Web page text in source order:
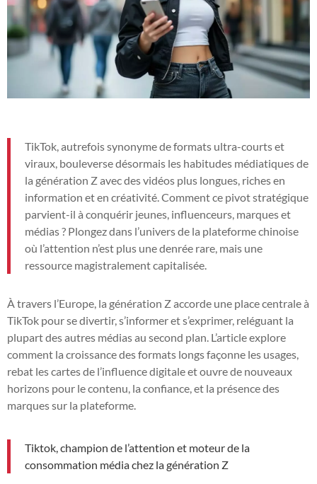
TikTok, autrefois synonyme de formats ultra-courts et
viraux, bouleverse désormais les habitudes médiatiques de
la génération Z avec des vidéos plus longues, riches en
information et en créativité. Comment ce pivot stratégique
parvient-il à conquérir jeunes, influenceurs, marques et
médias ? Plongez dans l’univers de la plateforme chinoise
où l’attention n’est plus une denrée rare, mais une
ressource magistralement capitalisée.
À travers l’Europe, la génération Z accorde une place centrale à
TikTok pour se divertir, s’informer et s’exprimer, reléguant la
plupart des autres médias au second plan. L’article explore
comment la croissance des formats longs façonne les usages,
rebat les cartes de l’influence digitale et ouvre de nouveaux
horizons pour le contenu, la confiance, et la présence des
marques sur la plateforme.
Tiktok, champion de l’attention et moteur de la
consommation média chez la génération Z